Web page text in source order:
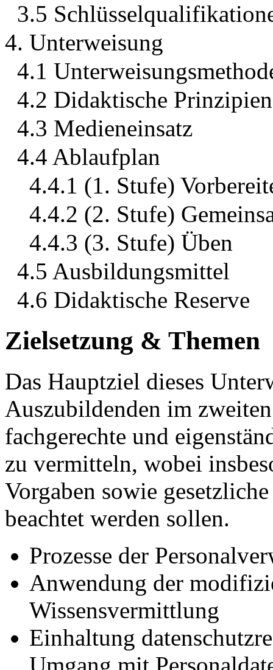
3.5
4. Unterweisung
4.1
4.2 Didaktische Prinzipien
4.3 Medieneinsatz
4.4 Ablaufplan
4.4.1 (1. Stufe)
4.4.2 (2. Stufe)
4.4.3 (3. Stufe) Üben
4.5 Ausbildungsmittel
4.6 Didaktische Reserve
Zielsetzung & Themen
Das Hauptziel dieses
Auszubildenden im
fachgerechte und
zu vermitteln, wobei
Vorgaben sowie
beachtet werden sollen.
Prozesse der
Anwendung der
Wissensvermittlung
Einhaltung
Umgang mit